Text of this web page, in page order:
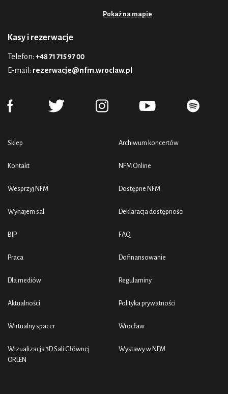
Pokaż na mapie
Kasy i rezerwacje
Telefon: +48 71 715 97 00
E-mail: rezerwacje@nfm.wroclaw.pl
Sklep
Kontakt
Wesprzyj NFM
Wynajem sal
BIP
Praca
Dla mediów
Aktualności
Wirtualny spacer
Wizualizacja 3D Sali Głównej
ORLEN
Archiwum koncertów
NFM Online
Dostępne NFM
Deklaracja dostępności
FAQ
Dofinansowanie
Regulaminy
Polityka prywatności
Wrocław
Wystawy w NFM